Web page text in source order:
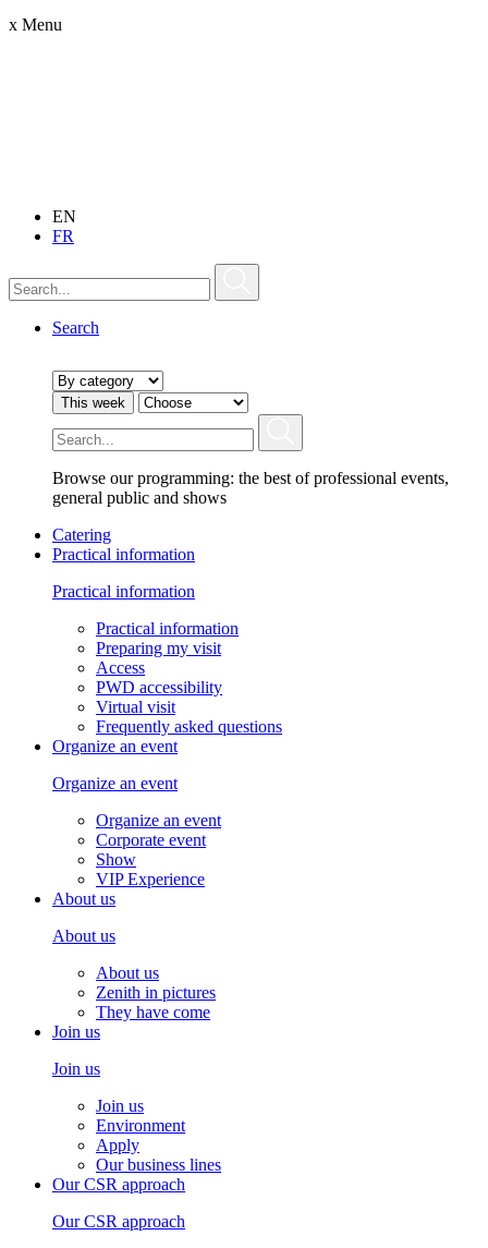
x Menu
EN
FR
Search
This week
Browse our programming: the best of professional events,
general public and shows
Catering
Practical information
Practical information
Practical information
Preparing my visit
Access
PWD accessibility
Virtual visit
Frequently asked questions
Organize an event
Organize an event
Organize an event
Corporate event
Show
VIP Experience
About us
About us
About us
Zenith in pictures
They have come
Join us
Join us
Join us
Environment
Apply
Our business lines
Our CSR approach
Our CSR approach